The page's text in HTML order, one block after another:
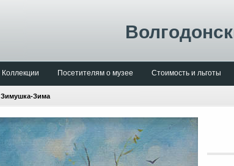
Коллекции Посетителям о музее Стоимость и льготы
Зимушка-Зима